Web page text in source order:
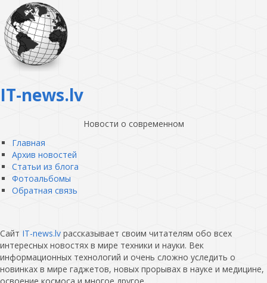
IT-news.lv
Новости о современном
Главная
Архив новостей
Статьи из блога
Фотоальбомы
Обратная связь
Сайт IT-news.lv рассказывает своим читателям обо всех
интересных новостях в мире техники и науки. Век
информационных технологий и очень сложно уследить о
новинках в мире гаджетов, новых прорывах в науке и медицине,
освоение космоса и многое другое.